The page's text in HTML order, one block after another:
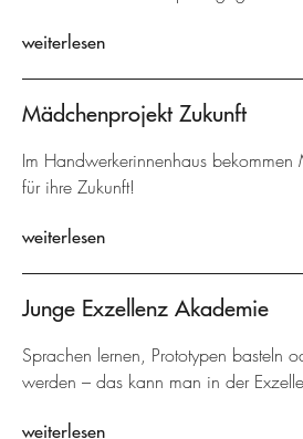
weiterlesen
Mädchenprojekt Zukunft
Im Handwerkerinnenhaus bekommen
für ihre Zukunft!
weiterlesen
Junge Exzellenz Akademie
Sprachen lernen, Prototypen basteln
werden – das kann man in der
weiterlesen